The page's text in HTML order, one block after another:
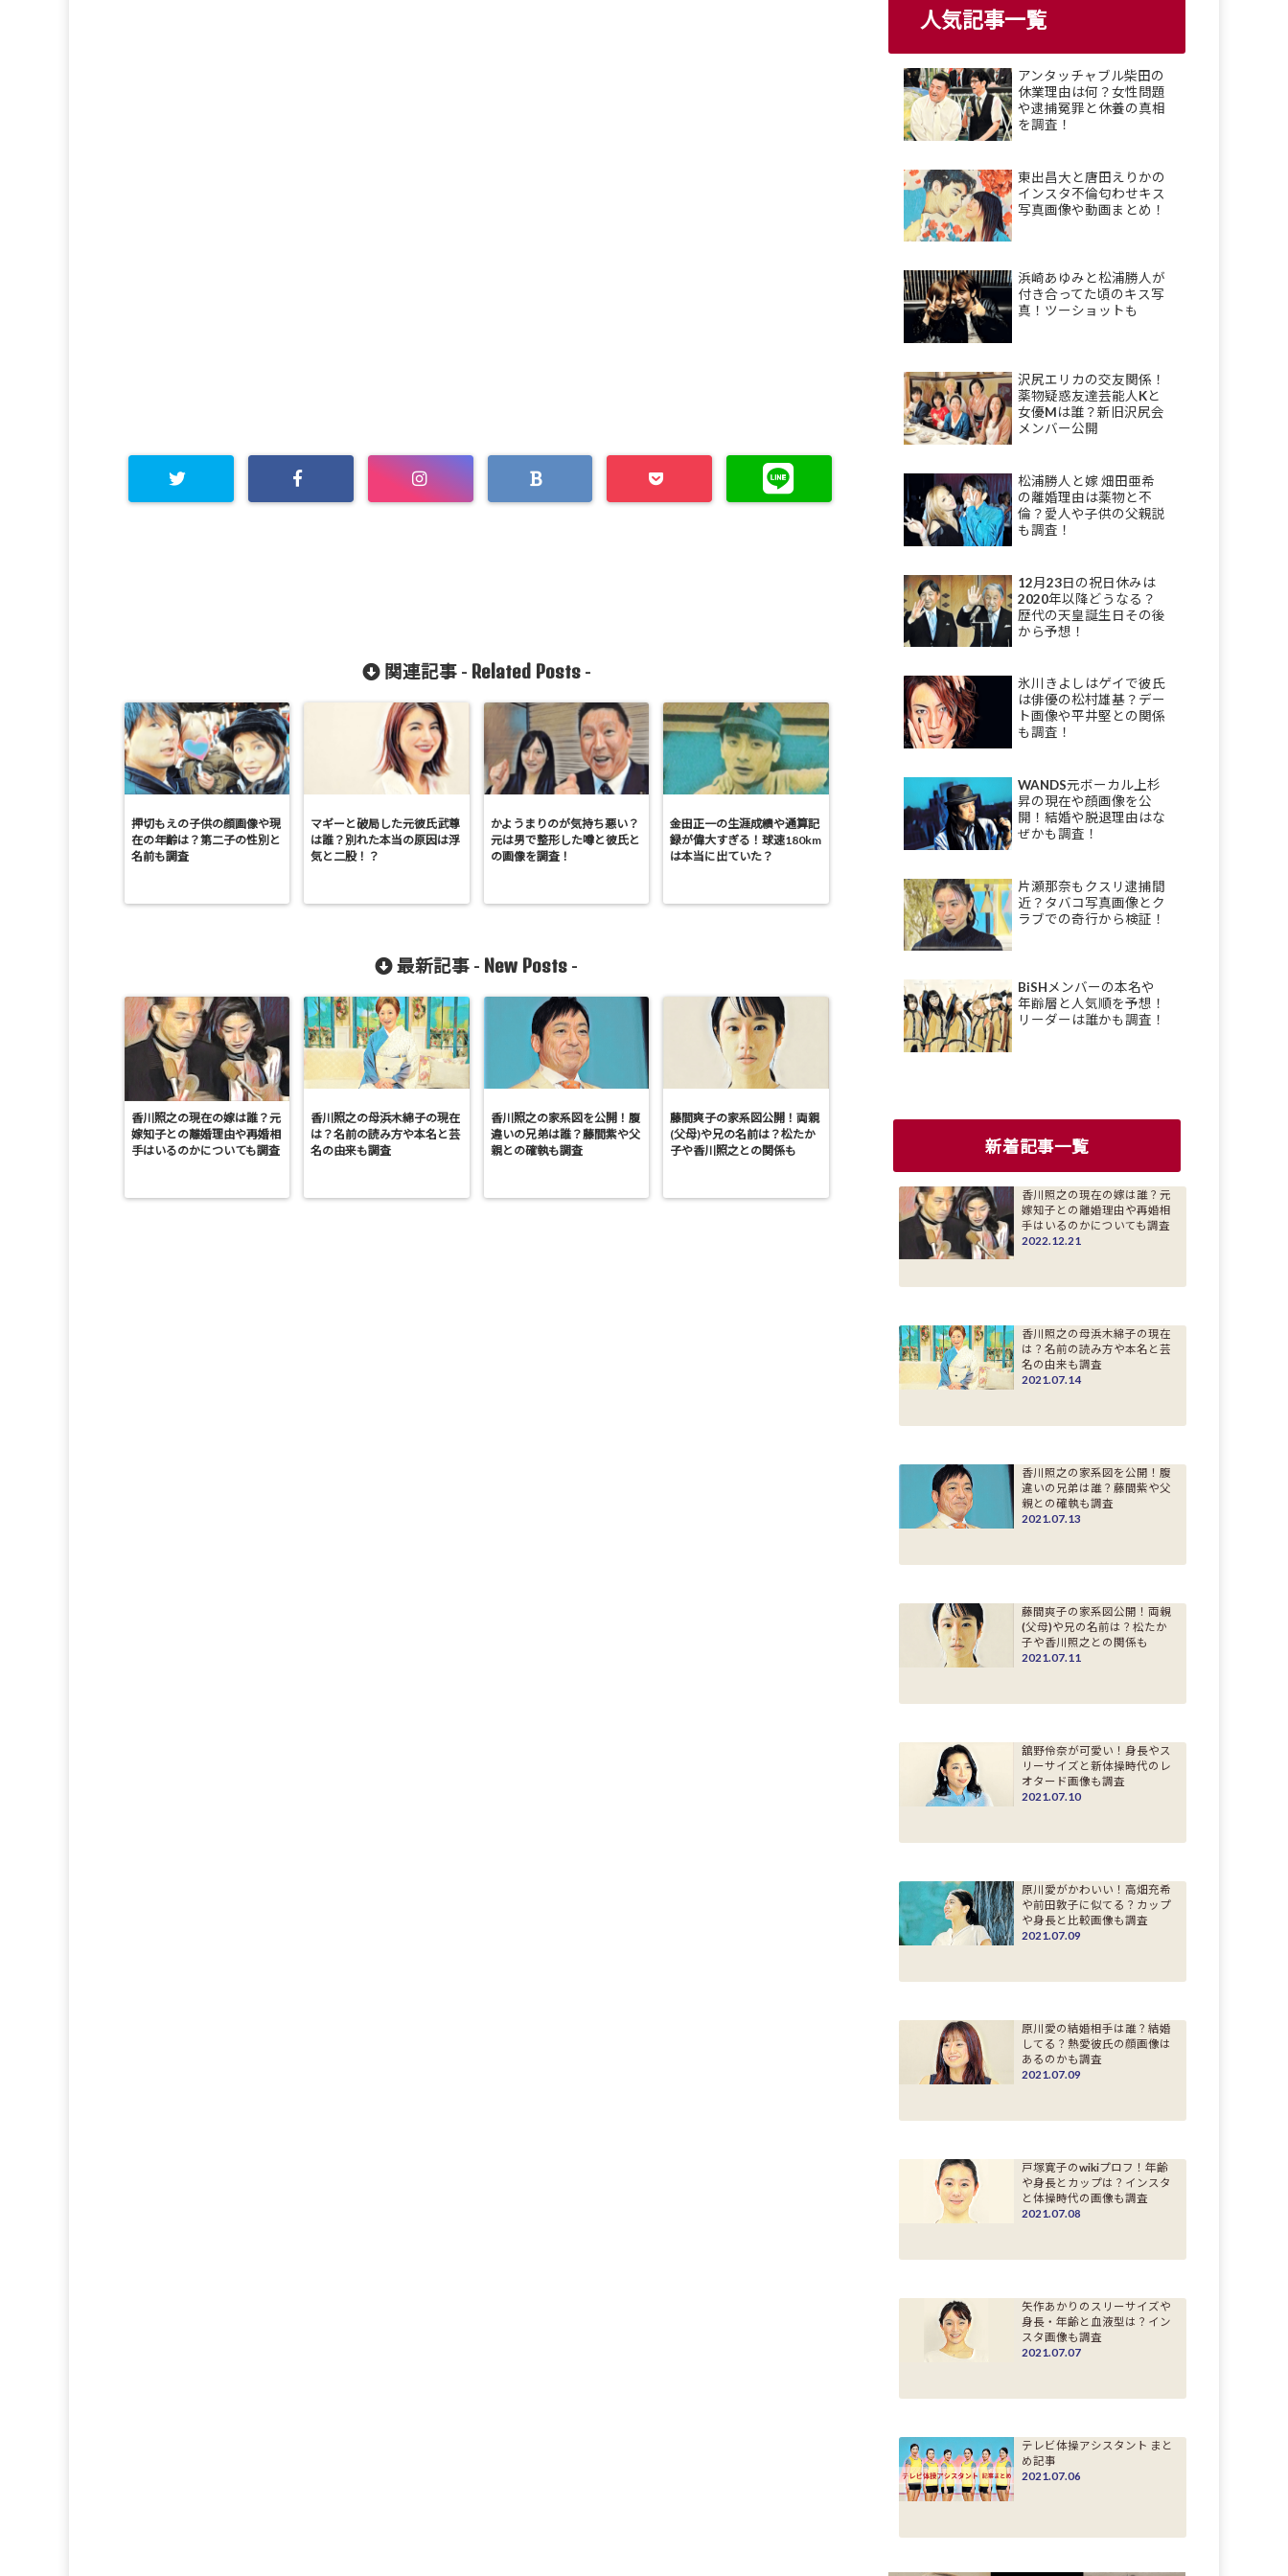
関連記事 - Related Posts-
押切もえの子供の顔画像や現
在の年齢は？第二子の性別と
名前も調査
マギーと破局した元彼氏武尊
は誰？別れた本当の原因は浮
気と二股！？
かようまりのが気持ち悪い？
元は男で整形した噂と彼氏と
の画像を調査！
金田正一の生涯成績や通算記
録が偉大すぎる！球速180km
は本当に出ていた？
最新記事 - New Posts -
香川照之の現在の嫁は誰？元
嫁知子との離婚理由や再婚相
手はいるのかについても調査
香川照之の母浜木綿子の現在
は？名前の読み方や本名と芸
名の由来も調査
香川照之の家系図を公開！腹
違いの兄弟は誰？藤間紫や父
親との確執も調査
藤間爽子の家系図公開！両親
(父母)や兄の名前は？松たか
子や香川照之との関係も
人気記事一覧
アンタッチャブル柴田の
休業理由は何？女性問題
や逮捕冤罪と休養の真相
を調査！
東出昌大と唐田えりかの
インスタ不倫匂わせキス
写真画像や動画まとめ！
浜崎あゆみと松浦勝人が
付き合ってた頃のキス写
真！ツーショットも
沢尻エリカの交友関係！
薬物疑惑友達芸能人Kと
女優Mは誰？新旧沢尻会
メンバー公開
松浦勝人と嫁 畑田亜希
の離婚理由は薬物と不
倫？愛人や子供の父親説
も調査！
12月23日の祝日休みは
2020年以降どうなる？
歴代の天皇誕生日その後
から予想！
氷川きよしはゲイで彼氏
は俳優の松村雄基？デー
ト画像や平井堅との関係
も調査！
WANDS元ボーカル上杉
昇の現在や顔画像を公
開！結婚や脱退理由はな
ぜかも調査！
片瀬那奈もクスリ逮捕間
近？タバコ写真画像とク
ラブでの奇行から検証！
BiSHメンバーの本名や
年齢層と人気順を予想！
リーダーは誰かも調査！
新着記事一覧
香川照之の現在の嫁は誰？元
嫁知子との離婚理由や再婚相
手はいるのかについても調査
2022.12.21
香川照之の母浜木綿子の現在
は？名前の読み方や本名と芸
名の由来も調査
2021.07.14
香川照之の家系図を公開！腹
違いの兄弟は誰？藤間紫や父
親との確執も調査
2021.07.13
藤間爽子の家系図公開！両親
(父母)や兄の名前は？松たか
子や香川照之との関係も
2021.07.11
舘野伶奈が可愛い！身長やス
リーサイズと新体操時代のレ
オタード画像も調査
2021.07.10
原川愛がかわいい！高畑充希
や前田敦子に似てる？カップ
や身長と比較画像も調査
2021.07.09
原川愛の結婚相手は誰？結婚
してる？熱愛彼氏の顔画像は
あるのかも調査
2021.07.09
戸塚寛子のwikiプロフ！年齢
や身長とカップは？インスタ
と体操時代の画像も調査
2021.07.08
矢作あかりのスリーサイズや
身長・年齢と血液型は？イン
スタ画像も調査
2021.07.07
テレビ体操アシスタント まと
め記事
2021.07.06